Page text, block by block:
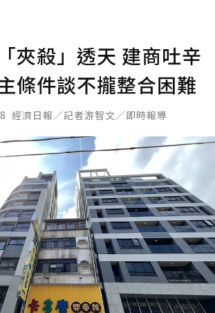
夾殺」透天 建商吐辛
條件談不攏整合困難
經濟日報／記者游智文／即時報導